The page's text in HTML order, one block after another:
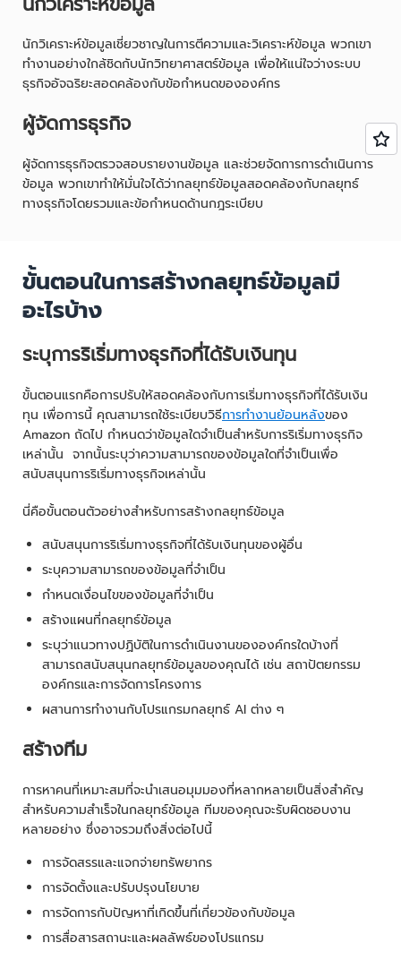
นักวิเคราะห์ข้อมูลเชี่ยวชาญในการตีความและวิเคราะห์ข้อมูล พวกเขา
ทำงานอย่างใกล้ชิดกับนักวิทยาศาสตร์ข้อมูล เพื่อให้แน่ใจว่างระบบ
ธุรกิจอัจฉริยะสอดคล้องกับข้อกำหนดขององค์กร
ผู้จัดการธุรกิจ
ผู้จัดการธุรกิจตรวจสอบรายงานข้อมูล และช่วยจัดการการดำเนินการ
ข้อมูล พวกเขาทำให้มั่นใจได้ว่ากลยุทธ์ข้อมูลสอดคล้องกับกลยุทธ์
ทางธุรกิจโดยรวมและข้อกำหนดด้านกฎระเบียบ
ขั้นตอนในการสร้างกลยุทธ์ข้อมูลมี
อะไรบ้าง
ระบุการริเริ่มทางธุรกิจที่ได้รับเงินทุน
ขั้นตอนแรกคือการปรับให้สอดคล้องกับการเริ่มทางธุรกิจที่ได้รับเงิน
ทุน เพื่อการนี้ คุณสามารถใช้ระเบียบวิธีการทำงานย้อนหลังของ
Amazon ถัดไป กำหนดว่าข้อมูลใดจำเป็นสำหรับการริเริ่มทางธุรกิจ
เหล่านั้น จากนั้นระบุว่าความสามารถของข้อมูลใดที่จำเป็นเพื่อ
สนับสนุนการริเริ่มทางธุรกิจเหล่านั้น
นี่คือขั้นตอนตัวอย่างสำหรับการสร้างกลยุทธ์ข้อมูล
สนับสนุนการริเริ่มทางธุรกิจที่ได้รับเงินทุนของผู้อื่น
ระบุความสามารถของข้อมูลที่จำเป็น
กำหนดเงื่อนไขของข้อมูลที่จำเป็น
สร้างแผนที่กลยุทธ์ข้อมูล
ระบุว่าแนวทางปฏิบัติในการดำเนินงานขององค์กรใดบ้างที่
สามารถสนับสนุนกลยุทธ์ข้อมูลของคุณได้ เช่น สถาปัตยกรรม
องค์กรและการจัดการโครงการ
ผสานการทำงานกับโปรแกรมกลยุทธ์ AI ต่าง ๆ
สร้างทีม
การหาคนที่เหมาะสมที่จะนำเสนอมุมมองที่หลากหลายเป็นสิ่งสำคัญ
สำหรับความสำเร็จในกลยุทธ์ข้อมูล ทีมของคุณจะรับผิดชอบงาน
หลายอย่าง ซึ่งอาจรวมถึงสิ่งต่อไปนี้
การจัดสรรและแจกจ่ายทรัพยากร
การจัดตั้งและปรับปรุงนโยบาย
การจัดการกับปัญหาที่เกิดขึ้นที่เกี่ยวข้องกับข้อมูล
การสื่อสารสถานะและผลลัพธ์ของโปรแกรม